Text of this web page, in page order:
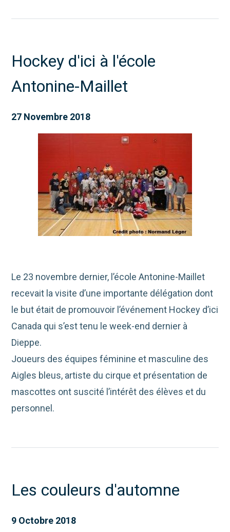
Hockey d'ici à l'école
Antonine-Maillet
27 Novembre 2018
Le 23 novembre dernier, l’école Antonine-Maillet
recevait la visite d’une importante délégation dont
le but était de promouvoir l’événement Hockey d’ici
Canada qui s’est tenu le week-end dernier à
Dieppe.
Joueurs des équipes féminine et masculine des
Aigles bleus, artiste du cirque et présentation de
mascottes ont suscité l’intérêt des élèves et du
personnel.
Les couleurs d'automne
9 Octobre 2018